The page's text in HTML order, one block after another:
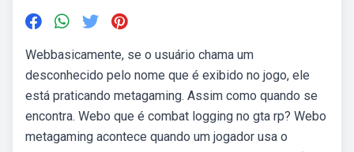
Webbasicamente, se o usuário chama um
desconhecido pelo nome que é exibido no jogo, ele
está praticando metagaming. Assim como quando se
encontra. Webo que é combat logging no gta rp? Webo
metagaming acontece quando um jogador usa o